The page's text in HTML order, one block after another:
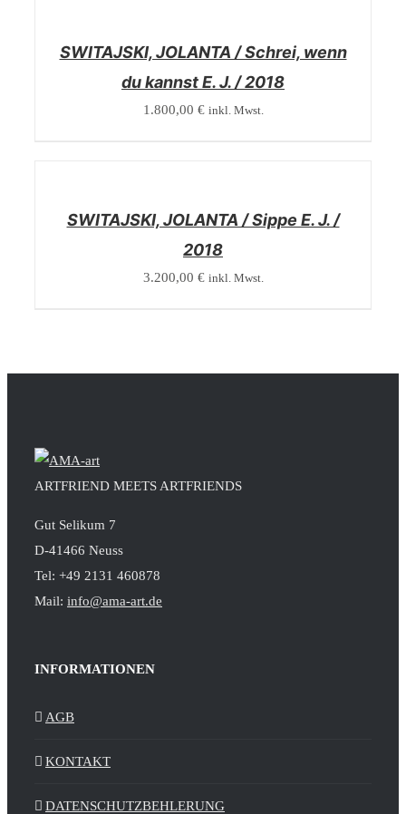
SWITAJSKI, JOLANTA / Schrei, wenn
du kannst E. J. / 2018
1.800,00 € inkl. Mwst.
SWITAJSKI, JOLANTA / Sippe E. J. /
2018
3.200,00 € inkl. Mwst.
ARTFRIEND MEETS ARTFRIENDS
Gut Selikum 7
D-41466 Neuss
Tel: +49 2131 460878
Mail: info@ama-art.de
INFORMATIONEN
AGB
KONTAKT
DATENSCHUTZBEHLERUNG